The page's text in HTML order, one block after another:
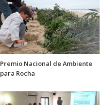
Premio Nacional de Ambiente
para Rocha